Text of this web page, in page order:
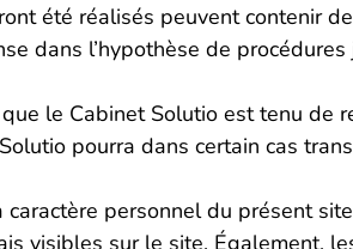
été réalisés peuvent contenir
dans l’hypothèse de
le Cabinet Solutio est tenu de
pourra dans certain cas
personnel du présent
visibles sur le site. Également,